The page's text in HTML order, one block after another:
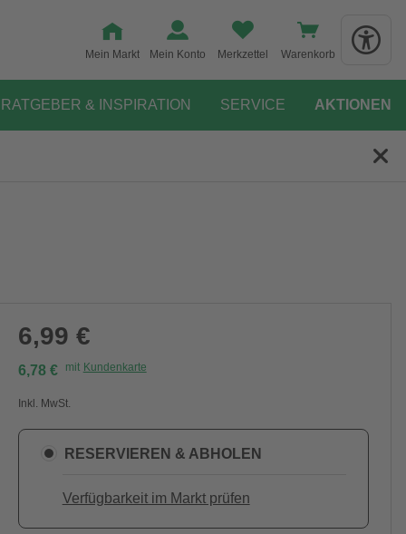
Mein Markt Mein Konto Merkzettel Warenkorb
RATGEBER & INSPIRATION SERVICE AKTIONEN
6,99 €
6,78 € mit Kundenkarte
Inkl. MwSt.
RESERVIEREN & ABHOLEN
Verfügbarkeit im Markt prüfen